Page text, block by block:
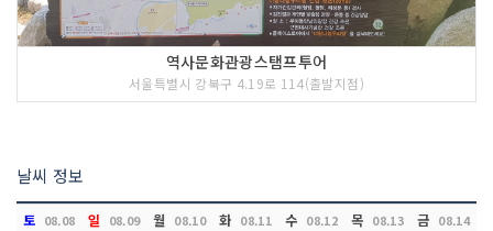
역사문화관광스탬프투어
서울특별시 강북구 4.19로 114(출발지점)
날씨 정보
토 08.08 일 08.09 월 08.10 화 08.11 수 08.12 목 08.13 금 08.14